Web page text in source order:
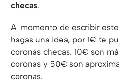
checas.
Al momento de escribir
hagas una idea, por 1€ te
coronas checas. 10€ son
coronas y 50€ son
coronas.